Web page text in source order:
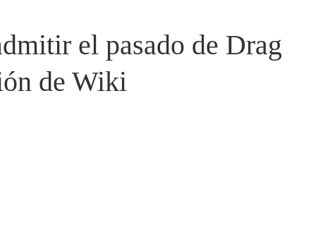
el pasado de Drag
de Wiki